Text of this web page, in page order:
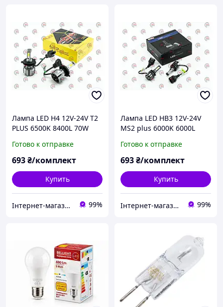
Лампа LED H4 12V-24V T2
PLUS 6500K 8400L 70W
Готово к отправке
693₴/комплект
Купить
Інтернет-магазин "Запчастини до авто і не тільки" 99%
Лампа LED HB3 12V-24V
MS2 plus 6000K 6000L
вентилятором
Готово к отправке
693₴/комплект
Купить
Інтернет-магазин "Запчастини до авто і не тільки" 99%